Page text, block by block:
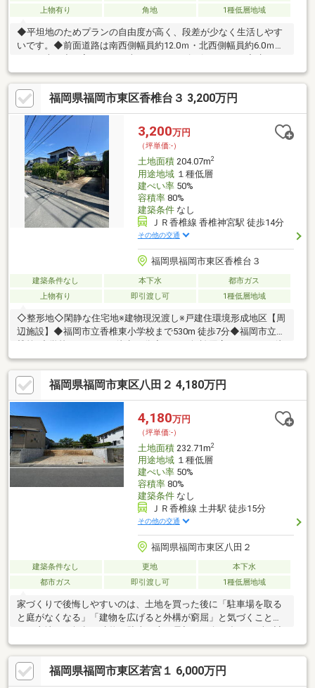
上物有り
角地 1種低層地域
◆平坦地のためプランの自由度が高く、段差が少なく生活しやす
いです。◆前面道路は南西側幅員約12.0ｍ・北西側幅員約6.0ｍあ
り、お車の出し入れやすれ違いもスムーズに行えます。◆建ぺい
率50％、容積率80％の建物が建築可能です。
福岡県福岡市東区香椎台３ 3,200万円
3,200万円
（坪単価:-）
土地面積204.07m2
用途地域１種低層
建ぺい率50%
容積率80%
建築条件なし
ＪＲ香椎線 香椎神宮駅 徒歩14分
その他の交通
福岡県福岡市東区香椎台３
建築条件なし 本下水
都市ガス
上物有り
即引渡し可 1種低層地域
◇整形地◇閑静な住宅地※建物現況渡し※戸建住環境形成地区【周
辺施設】◆福岡市立香椎東小学校まで530m 徒歩7分◆福岡市立香
椎第3中学校まで2130m 徒歩27分◆サニー舞松原店まで1410m 徒
歩18分
福岡県福岡市東区八田２ 4,180万円
4,180万円
（坪単価:-）
土地面積232.71m2
用途地域１種低層
建ぺい率50%
容積率80%
建築条件なし
ＪＲ香椎線 土井駅 徒歩15分
その他の交通
福岡県福岡市東区八田２
建築条件なし 更地
本下水
都市ガス
即引渡し可 1種低層地域
家づくりで後悔しやすいのは、土地を買った後に「駐車場を取る
と庭がなくなる」「建物を広げると外構が窮屈」と気づくこと。
画しやすく、住宅会社も自分で選べます。さらに八田小学校まで
徒歩約3分。毎朝の通学を心配する時間まで減らせる、子育て世帯
に理由のある土地です。70坪超の価値は、広さではなく「何を諦
めずに建てるか」。建物・駐車・庭を奪い合わせずに考えられる
福岡県福岡市東区若宮１ 6,000万円